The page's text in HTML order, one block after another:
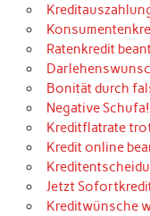
Ratenkredit
Bonität durch
Negative
Kreditflatrate
Kredit online
Jetzt
Kreditwünsche